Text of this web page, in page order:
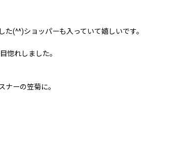
(^^)ショッパーも入っていて嬉しいです。
惚れしました。
ーの笠菊に。
での感想を検索しまくり、経年の使用感の画像を眺め
でも眺めていられます。つるつるとした凹凸の手触り